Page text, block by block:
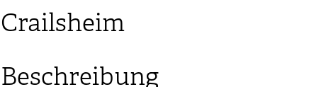
Crailsheim
Beschreibung